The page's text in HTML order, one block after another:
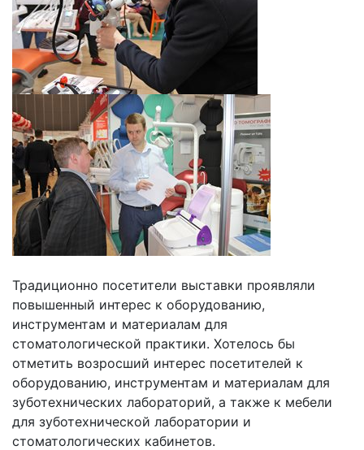
Традиционно посетители выставки проявляли
повышенный интерес к оборудованию,
инструментам и материалам для
стоматологической практики. Хотелось бы
отметить возросший интерес посетителей к
оборудованию, инструментам и материалам для
зуботехнических лабораторий, а также к мебели
для зуботехнической лаборатории и
стоматологических кабинетов.